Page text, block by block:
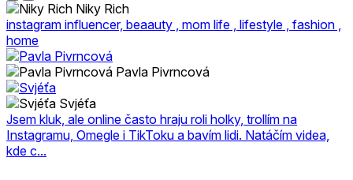
Niky Rich
instagram influencer, beaauty , mom life , lifestyle , fashion ,
home
Pavla Pivrncová
Svjéťa
Jsem kluk, ale online často hraju roli holky, trollím na
Instagramu, Omegle i TikToku a bavím lidi. Natáčím videa,
kde c...